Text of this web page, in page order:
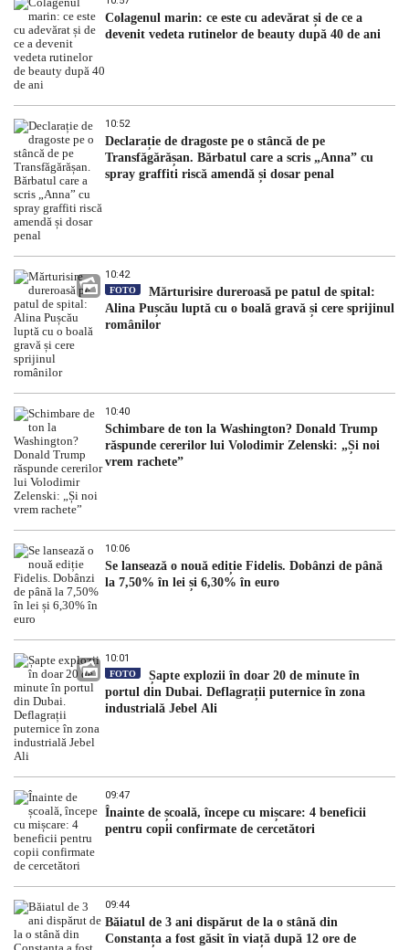
Colagenul marin: ce este cu adevărat și de ce a
devenit vedeta rutinelor de beauty după 40 de ani
10:52
Declarație de dragoste pe o stâncă de pe
Transfăgărășan. Bărbatul care a scris „Anna” cu
spray graffiti riscă amendă și dosar penal
10:42
FOTO
Mărturisire dureroasă pe patul de spital:
Alina Pușcău luptă cu o boală gravă și cere sprijinul
românilor
10:40
Schimbare de ton la Washington? Donald Trump
răspunde cererilor lui Volodimir Zelenski: „Și noi
vrem rachete”
10:06
Se lansează o nouă ediție Fidelis. Dobânzi de până
la 7,50% în lei și 6,30% în euro
10:01
FOTO
Șapte explozii în doar 20 de minute în
portul din Dubai. Deflagrații puternice în zona
industrială Jebel Ali
09:47
Înainte de școală, începe cu mișcare: 4 beneficii
pentru copii confirmate de cercetători
09:44
Băiatul de 3 ani dispărut de la o stână din
Constanța a fost găsit în viață după 12 ore de